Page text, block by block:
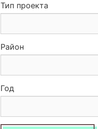
Тип проекта
Район
Год